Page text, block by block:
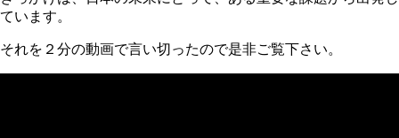
ています。
それを２分の動画で言い切ったので是非ご覧下さい。